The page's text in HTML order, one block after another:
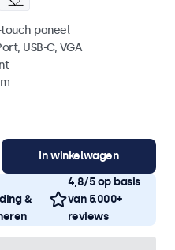
touch paneel
USB-C, VGA
In winkelwagen
&
4,8/5 op basis
van 5.000+
reviews